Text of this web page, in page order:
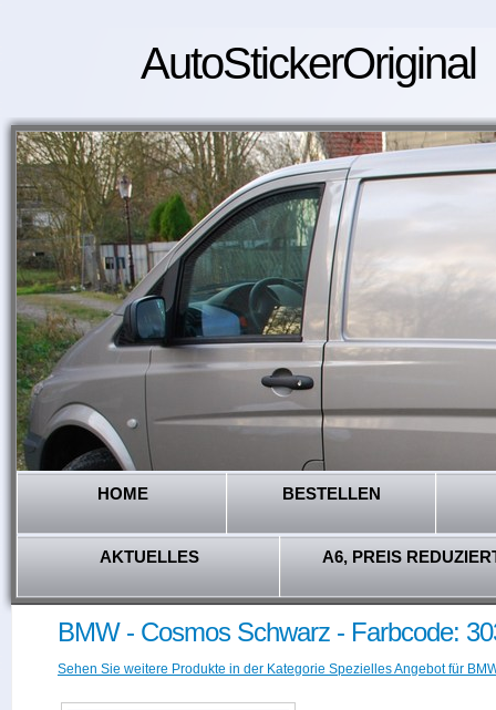
AutoStickerOriginal
HOME BESTELLEN
AKTUELLES A6, PREIS
BMW - Cosmos Schwarz - Farbcode:
Sehen Sie weitere Produkte in der Kategorie Spezielles Angebot für